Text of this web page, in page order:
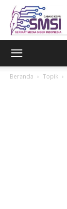
Beranda Topik